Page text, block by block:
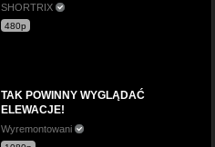
SHORTRIX
480p
TAK POWINNY WYGLĄDAĆ
ELEWACJE!
Wyremontowani